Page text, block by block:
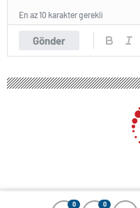
0 0
Gönder
En az 10 karakter gerekli